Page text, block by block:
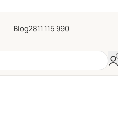
Blog2811 115 990